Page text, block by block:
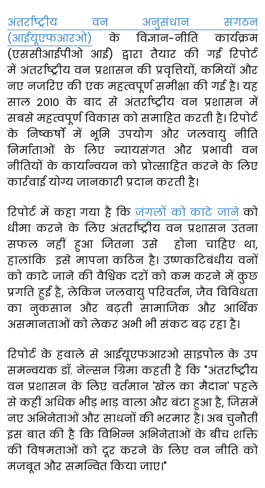
अंतर्राष्ट्रीय वन अनुसंधान संगठन
(आईयूएफआरओ) के विज्ञान-नीति कार्यक्रम
(एससीआईपीओ आई) द्वारा तैयार की गई रिपोर्ट
में अंतर्राष्ट्रीय वन प्रशासन की प्रवृत्तियों, कमियों और
नए नजरिए की एक महत्वपूर्ण समीक्षा की गई है। यह
साल 2010 के बाद से अंतर्राष्ट्रीय वन प्रशासन में
सबसे महत्वपूर्ण विकास को समाहित करती है। रिपोर्ट
के निष्कर्षों में भूमि उपयोग और जलवायु नीति
निर्माताओं के लिए न्यायसंगत और प्रभावी वन
नीतियों के कार्यान्वयन को प्रोत्साहित करने के लिए
कार्रवाई योग्य जानकारी प्रदान करती है।
रिपोर्ट में कहा गया है किजंगलों को काटे जानेको
धीमा करने के लिए अंतर्राष्ट्रीय वन प्रशासन उतना
सफल नहीं हुआ जितना उसे होना चाहिए था,
हालांकि इसे मापना कठिन है। उष्णकटिबंधीय वनों
को काटे जाने की वैश्विक दरों को कम करने में कुछ
प्रगति हुई है, लेकिन जलवायु परिवर्तन, जैव विविधता
का नुकसान और बढ़ती सामाजिक और आर्थिक
असमानताओं को लेकर अभी भी संकट बढ़ रहा है।
रिपोर्ट के हवाले से आईयूएफआरओ साइपोल के उप
समन्वयक डॉ. नेल्सन ग्रिमा कहती हैं कि "अंतर्राष्ट्रीय
वन प्रशासन के लिए वर्तमान 'खेल का मैदान' पहले
से कहीं अधिक भीड़ भाड़ वाला और बंटा हुआ है, जिसमें
नए अभिनेताओं और साधनों की भरमार है। अब चुनौती
इस बात की है कि विभिन्न अभिनेताओं के बीच शक्ति
की विषमताओं को दूर करने के लिए वन नीति को
मजबूत और समन्वित किया जाए।"